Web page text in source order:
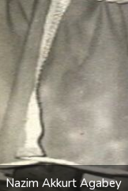
Nazim Akkurt Agabey